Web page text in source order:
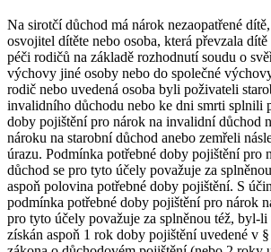
Na sirotčí důchod má nárok nezaopatřené
osvojitel dítěte nebo osoba, která převzala
péči rodičů na základě rozhodnutí soudu o
výchovy jiné osoby nebo do společné
rodič nebo uvedená osoba byli poživateli
invalidního důchodu nebo ke dni smrti splnili
doby pojištění pro nárok na invalidní důchod
nároku na starobní důchod anebo zemřeli
úrazu. Podmínka potřebné doby pojištění pro
důchod se pro tyto účely považuje za
aspoň polovina potřebné doby pojištění. S
podmínka potřebné doby pojištění pro nárok
pro tyto účely považuje za splněnou též, byl-
získán aspoň 1 rok doby pojištění uvedené v §